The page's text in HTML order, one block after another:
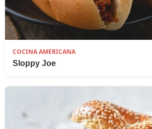
COCINA AMERICANA
Sloppy Joe